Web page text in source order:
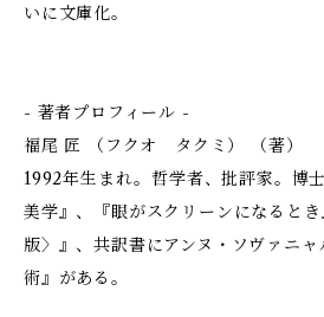
いに文庫化。
- 著者プロフィール -
福尾 匠 （フクオ タクミ） （著）
1992年生まれ。哲学者、批評家。博
美学』、『眼がスクリーンになると
版〉』、共訳書にアンヌ・ソヴァニ
術』がある。